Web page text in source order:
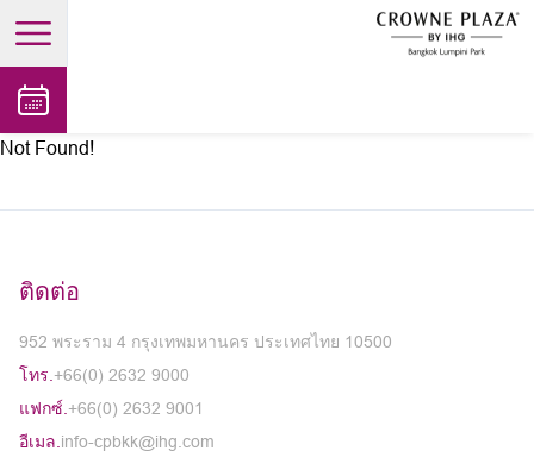
open main menu
Not Found!
ติดต่อ
952 พระราม 4 กรุงเทพมหานคร ประเทศไทย 10500
โทร. +66(0) 2632 9000
แฟกซ์. +66(0) 2632 9001
อีเมล. info-cpbkk@ihg.com